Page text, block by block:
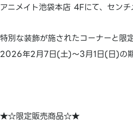
アニメイト池袋本店 4Fにて、セン
特別な装飾が施されたコーナーと限
2026年2月7日(土)～3月1日(日)の
★☆限定販売商品☆★